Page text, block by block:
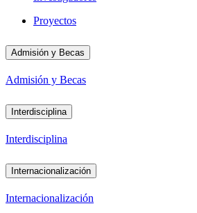
Proyectos
Admisión y Becas
Admisión y Becas
Interdisciplina
Interdisciplina
Internacionalización
Internacionalización